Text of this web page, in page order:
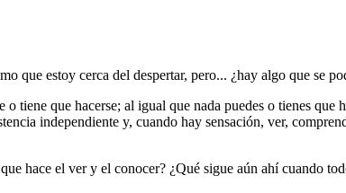
que estoy cerca del despertar, pero... ¿hay algo que se
tiene que hacerse; al igual que nada puedes o tienes
independiente y, cuando hay sensación, ver,
hace el ver y el conocer? ¿Qué sigue aún ahí cuando